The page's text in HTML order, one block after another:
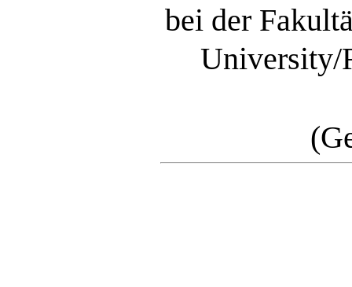
bei der
University/